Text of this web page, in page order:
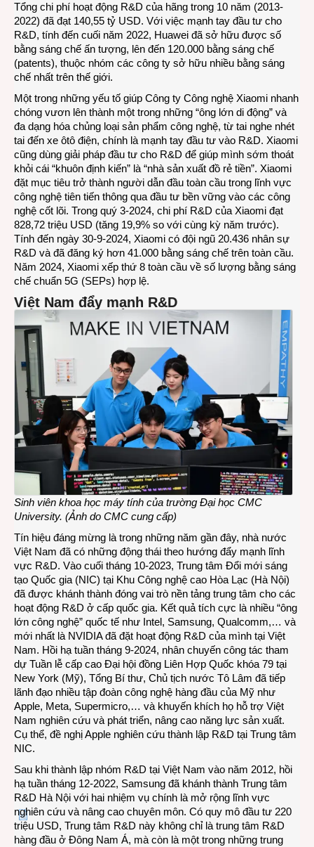
Tổng chi phí hoạt động R&D của hãng trong 10 năm (2013-
2022) đã đạt 140,55 tỷ USD. Với việc mạnh tay đầu tư cho
R&D, tính đến cuối năm 2022, Huawei đã sở hữu được số
bằng sáng chế ấn tượng, lên đến 120.000 bằng sáng chế
(patents), thuộc nhóm các công ty sở hữu nhiều bằng sáng
chế nhất trên thế giới.
Một trong những yếu tố giúp Công ty Công nghệ Xiaomi nhanh
chóng vươn lên thành một trong những “ông lớn di động” và
đa dạng hóa chủng loại sản phẩm công nghệ, từ tai nghe nhét
tai đến xe ôtô điện, chính là mạnh tay đầu tư vào R&D. Xiaomi
cũng dùng giải pháp đầu tư cho R&D để giúp mình sớm thoát
khỏi cái “khuôn định kiến” là “nhà sản xuất đồ rẻ tiền”. Xiaomi
đặt mục tiêu trở thành người dẫn đầu toàn cầu trong lĩnh vực
công nghệ tiên tiến thông qua đầu tư bền vững vào các công
nghệ cốt lõi. Trong quý 3-2024, chi phí R&D của Xiaomi đạt
828,72 triệu USD (tăng 19,9% so với cùng kỳ năm trước).
Tính đến ngày 30-9-2024, Xiaomi có đội ngũ 20.436 nhân sự
R&D và đã đăng ký hơn 41.000 bằng sáng chế trên toàn cầu.
Năm 2024, Xiaomi xếp thứ 8 toàn cầu về số lượng bằng sáng
chế chuẩn 5G (SEPs) hợp lệ.
Việt Nam đẩy mạnh R&D
Sinh viên khoa học máy tính của trường Đại học CMC
University. (Ảnh do CMC cung cấp)
Tín hiệu đáng mừng là trong những năm gần đây, nhà nước
Việt Nam đã có những động thái theo hướng đẩy mạnh lĩnh
vực R&D. Vào cuối tháng 10-2023, Trung tâm Đổi mới sáng
tạo Quốc gia (NIC) tại Khu Công nghệ cao Hòa Lạc (Hà Nội)
đã được khánh thành đóng vai trò nền tảng trung tâm cho các
hoạt động R&D ở cấp quốc gia. Kết quả tích cực là nhiều “ông
lớn công nghệ” quốc tế như Intel, Samsung, Qualcomm,… và
mới nhất là NVIDIA đã đặt hoạt động R&D của mình tại Việt
Nam. Hồi hạ tuần tháng 9-2024, nhân chuyến công tác tham
dự Tuần lễ cấp cao Đại hội đồng Liên Hợp Quốc khóa 79 tại
New York (Mỹ), Tổng Bí thư, Chủ tịch nước Tô Lâm đã tiếp
lãnh đạo nhiều tập đoàn công nghệ hàng đầu của Mỹ như
Apple, Meta, Supermicro,… và khuyến khích họ hỗ trợ Việt
Nam nghiên cứu và phát triển, nâng cao năng lực sản xuất.
Cụ thể, đề nghị Apple nghiên cứu thành lập R&D tại Trung tâm
NIC.
Sau khi thành lập nhóm R&D tại Việt Nam vào năm 2012, hồi
hạ tuần tháng 12-2022, Samsung đã khánh thành Trung tâm
R&D Hà Nội với hai nhiệm vụ chính là mở rộng lĩnh vực
nghiên cứu và nâng cao chuyên môn. Có quy mô đầu tư 220
triệu USD, Trung tâm R&D này không chỉ là trung tâm R&D
hàng đầu ở Đông Nam Á, mà còn là một trong những trung